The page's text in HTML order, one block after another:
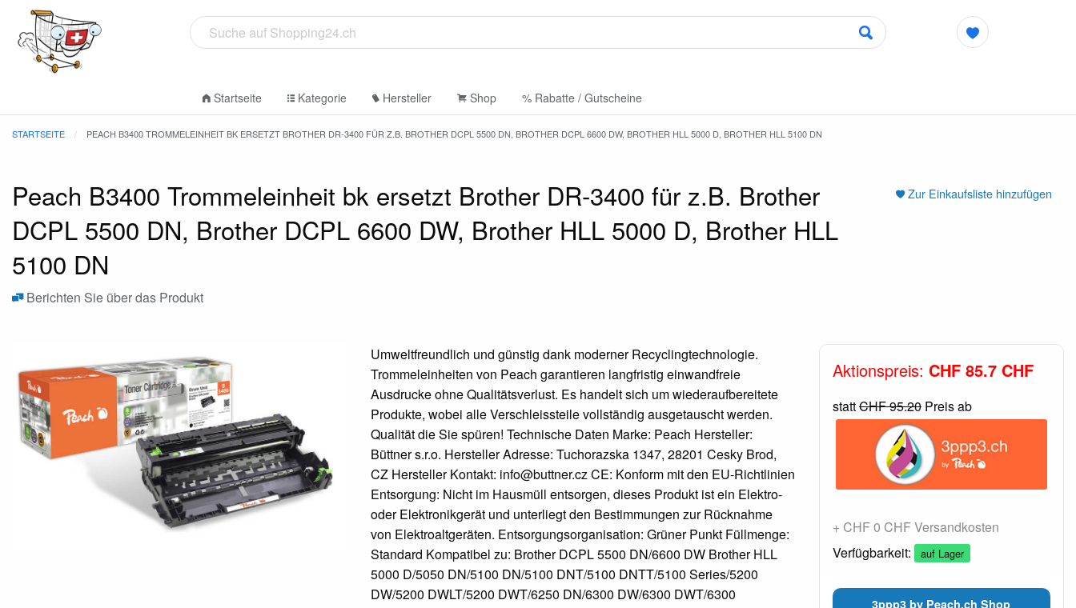
Startseite Kategorie Hersteller Shop % Rabatte / Gutscheine
STARTSEITE PEACH B3400 TROMMELEINHEIT BK ERSETZT BROTHER DR-3400 FÜR Z.B. BROTHER DCPL 5500 DN, BROTHER DCPL 6600 DW, BROTHER HLL 5000 D, BROTHER HLL 5100 DN
Zur Einkaufsliste hinzufügen
Peach B3400 Trommeleinheit bk ersetzt Brother DR-3400 für z.B. Brother
DCPL 5500 DN, Brother DCPL 6600 DW, Brother HLL 5000 D, Brother HLL
5100 DN
Berichten Sie über das Produkt
Umweltfreundlich und günstig dank moderner Recyclingtechnologie.
Trommeleinheiten von Peach garantieren langfristig einwandfreie
Ausdrucke ohne Qualitätsverlust. Es handelt sich um wiederaufbereitete
Produkte, wobei alle Verschleissteile vollständig ausgetauscht werden.
Qualität die Sie spüren! Technische Daten Marke: Peach Hersteller:
Büttner s.r.o. Hersteller Adresse: Tuchorazska 1347, 28201 Cesky Brod,
CZ Hersteller Kontakt: info@buttner.cz CE: Konform mit den EU-Richtlinien
Entsorgung: Nicht im Hausmüll entsorgen, dieses Produkt ist ein Elektro-
oder Elektronikgerät und unterliegt den Bestimmungen zur Rücknahme
von Elektroaltgeräten. Entsorgungsorganisation: Grüner Punkt Füllmenge:
Standard Kompatibel zu: Brother DCPL 5500 DN/6600 DW Brother HLL
5000 D/5050 DN/5100 DN/5100 DNT/5100 DNTT/5100 Series/5200
DW/5200 DWLT/5200 DWT/6250 DN/6300 DW/6300 DWT/6300
Aktionspreis: CHF 85.7 CHF
stattCHF 95.20Preis ab
+ CHF 0 CHF Versandkosten
Verfügbarkeit:
auf Lager
3ppp3 by Peach.ch Shop